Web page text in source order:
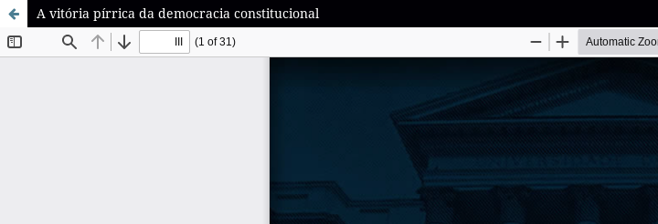
A vitória pírrica da democracia constitucional